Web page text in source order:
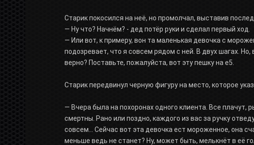
Старик покосился на неё, но промолчал, выставив
— Ну что? Начнём? - дед потёр руки и сделал первый ход.
— Или вот, к примеру, вон та маленькая девочка с
подозревает, что я совсем рядом с ней. В двух шагах. Но,
верно? Поставьте, пожалуйста, вот эту пешку на е5.
Старик передвинул черную фигуру на место, которое
— Вчера была на похоронах одного клиента. Все плачут,
смертны. Рано или поздно, каждого из вас за ручку
совсем... Сейчас вот эта девочка ест мороженное, она
меньше ведь не станет? Ну, может быть, мелькнёт в её